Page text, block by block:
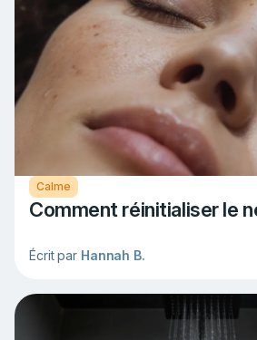
Calme
Comment réinitialiser le
Écrit par Hannah B.